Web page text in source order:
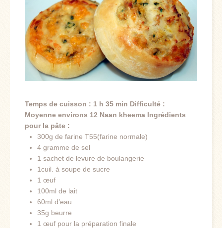
Temps de cuisson : 1 h 35 min Difficulté :
Moyenne environs 12 Naan kheema Ingrédients
pour la pâte :
300g de farine T55(farine normale)
4 gramme de sel
1 sachet de levure de boulangerie
1cuil. à soupe de sucre
1 œuf
100ml de lait
60ml d’eau
35g beurre
1 œuf pour la préparation finale